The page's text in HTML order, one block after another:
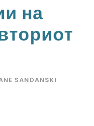
на
SANDANSKI